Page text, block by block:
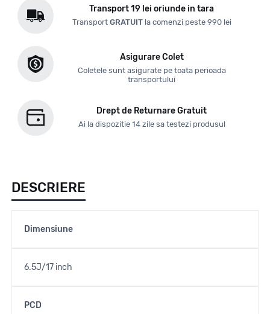
Transport 19 lei oriunde in tara
Transport GRATUITla comenzi peste 990 lei
Asigurare Colet
Coletele sunt asigurate pe toata perioada
transportului
Drept de Returnare Gratuit
Ai la dispozitie 14 zile sa testezi produsul
DESCRIERE
Dimensiune
6.5J/17 inch
PCD